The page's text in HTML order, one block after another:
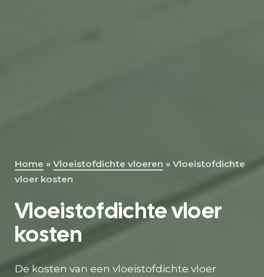
Home » Vloeistofdichte vloeren » Vloeistofdichte
vloer kosten
Vloeistofdichte vloer
kosten
De kosten van een vloeistofdichte vloer